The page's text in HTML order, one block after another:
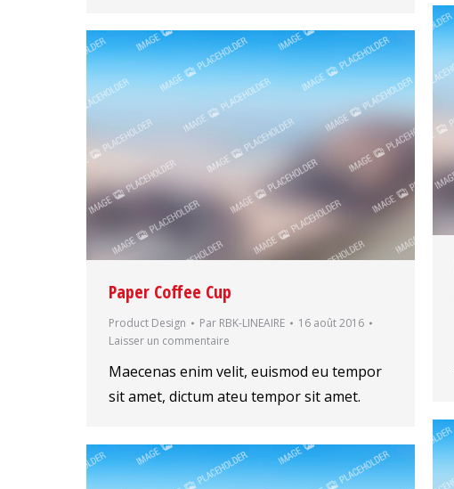
Paper Coffee Cup
Product Design Par RBK-LINEAIRE
16 août 2016
Laisser un commentaire
Maecenas enim velit, euismod eu tempor
sit amet, dictum ateu tempor sit amet.